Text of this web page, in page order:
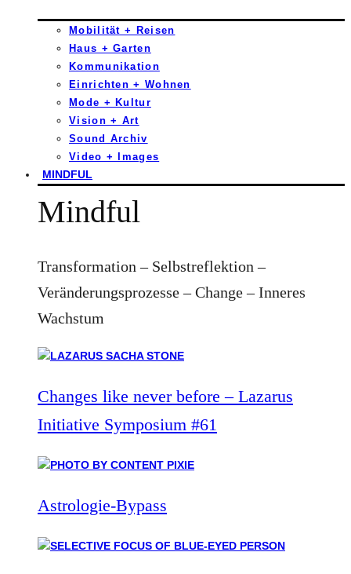
Mobilität + Reisen
Haus + Garten
Kommunikation
Einrichten + Wohnen
Mode + Kultur
Vision + Art
Sound Archiv
Video + Images
MINDFUL
Mindful
Transformation – Selbstreflektion –
Veränderungsprozesse – Change – Inneres
Wachstum
Changes like never before – Lazarus
Initiative Symposium #61
Astrologie-Bypass